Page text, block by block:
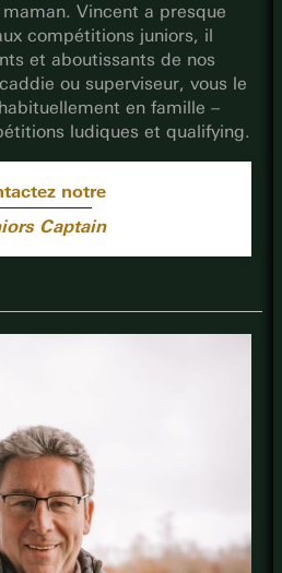
Vincent a presque
compétitions juniors, il
et aboutissants de nos
ou superviseur, vous le
en famille –
ludiques et qualifying.
notre
Captain